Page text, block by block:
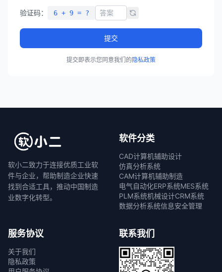
验证码： 6 + 9 = ?
提交
提交即表示您同意我们的隐私政策
软小二致力于连接优质工业软
件与企业，帮助制造企业快速
找到合适工具，推动中国制造
业数字化转型。
软件分类
CAD计算机辅助设计
仿真分析系统
CAM计算机辅助制造
电气自动化ERP系统MES系统
PLM系统机械设计CRM系统
数据分析系统信息安全管理
服务协议
关于我们
隐私政策
联系我们